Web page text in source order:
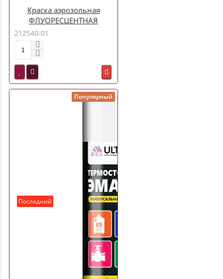
Краска аэрозольная
ФЛУОРЕСЦЕНТНАЯ
КОАСНАЯ 520 мл.
"ULTIMA" ULT 102
212540-01
Популярный
Последний